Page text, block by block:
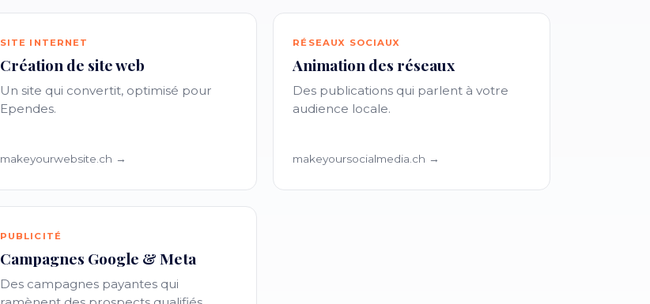
SITE INTERNET
Création de site web
Un site qui convertit, optimisé pour
Ependes.
makeyourwebsite.ch →
RÉSEAUX SOCIAUX
Animation des réseaux
Des publications qui parlent à votre
audience locale.
makeyoursocialmedia.ch →
PUBLICITÉ
Campagnes Google & Meta
Des campagnes payantes qui